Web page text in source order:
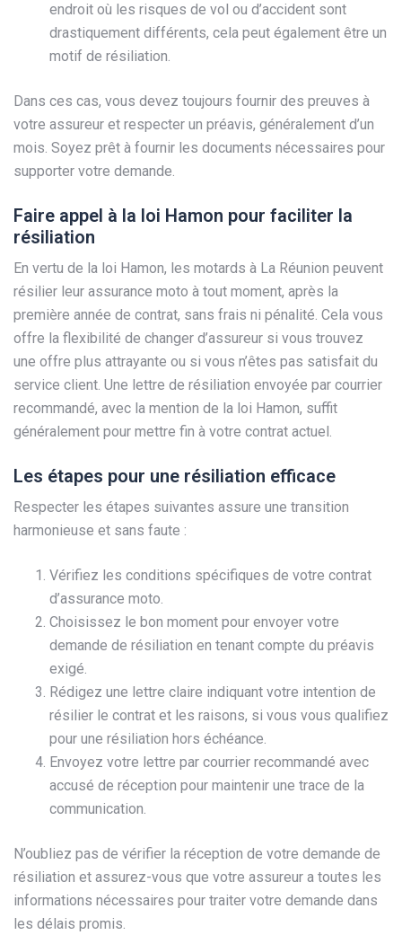
endroit où les risques de vol ou d’accident sont
drastiquement différents, cela peut également être un
motif de résiliation.
Dans ces cas, vous devez toujours fournir des preuves à
votre assureur et respecter un préavis, généralement d’un
mois. Soyez prêt à fournir les documents nécessaires pour
supporter votre demande.
Faire appel à la loi Hamon pour faciliter la
résiliation
En vertu de la loi Hamon, les motards à La Réunion peuvent
résilier leur assurance moto à tout moment, après la
première année de contrat, sans frais ni pénalité. Cela vous
offre la flexibilité de changer d’assureur si vous trouvez
une offre plus attrayante ou si vous n’êtes pas satisfait du
service client. Une lettre de résiliation envoyée par courrier
recommandé, avec la mention de la loi Hamon, suffit
généralement pour mettre fin à votre contrat actuel.
Les étapes pour une résiliation efficace
Respecter les étapes suivantes assure une transition
harmonieuse et sans faute :
Vérifiez les conditions spécifiques de votre contrat
d’assurance moto.
Choisissez le bon moment pour envoyer votre
demande de résiliation en tenant compte du préavis
exigé.
Rédigez une lettre claire indiquant votre intention de
résilier le contrat et les raisons, si vous vous qualifiez
pour une résiliation hors échéance.
Envoyez votre lettre par courrier recommandé avec
accusé de réception pour maintenir une trace de la
communication.
N’oubliez pas de vérifier la réception de votre demande de
résiliation et assurez-vous que votre assureur a toutes les
informations nécessaires pour traiter votre demande dans
les délais promis.